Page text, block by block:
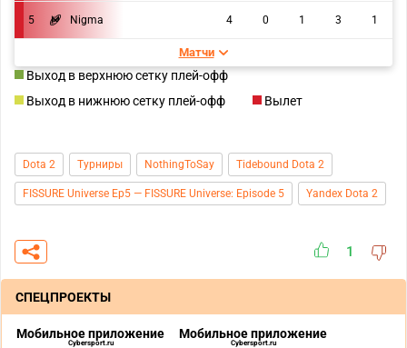
5 Nigma 4 0 1 3 1
Матчи
Выход в верхнюю сетку плей-офф
Выход в нижнюю сетку плей-офф
Вылет
Dota 2 Турниры NothingToSay Tidebound Dota 2
FISSURE Universe Ep5 — FISSURE Universe: Episode 5 Yandex Dota 2
1
СПЕЦПРОЕКТЫ
Мобильное приложение
Cybersport.ru
Мобильное приложение
Cybersport.ru